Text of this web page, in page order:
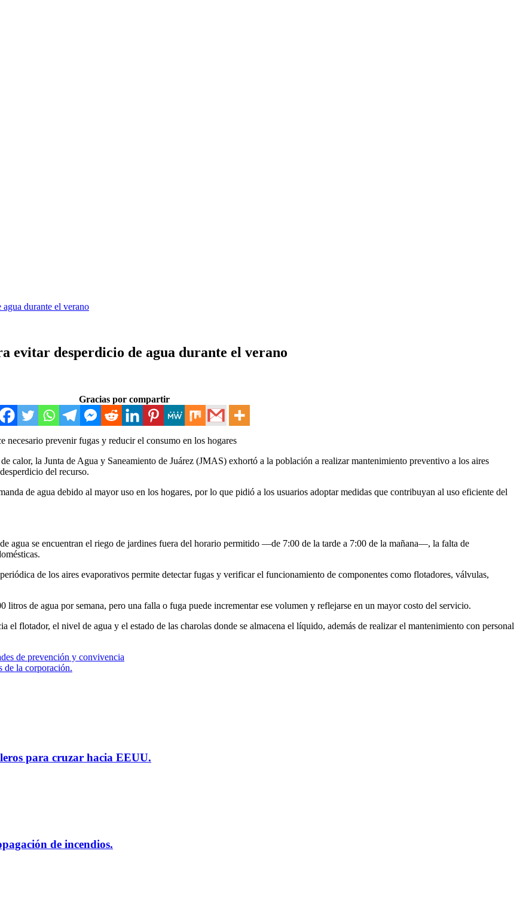
durante el verano
evitar desperdicio de agua durante el verano
Gracias por compartir
necesario prevenir fugas y reducir el consumo en los hogares
calor, la Junta de Agua y Saneamiento de Juárez (JMAS) exhortó a la población a realizar mantenimiento preventivo a los aires
del recurso.
de agua debido al mayor uso en los hogares, por lo que pidió a los usuarios adoptar medidas que contribuyan al uso eficiente del
agua se encuentran el riego de jardines fuera del horario permitido —de 7:00 de la tarde a 7:00 de la mañana—, la falta de
de los aires evaporativos permite detectar fugas y verificar el funcionamiento de componentes como flotadores, válvulas,
de agua por semana, pero una falla o fuga puede incrementar ese volumen y reflejarse en un mayor costo del servicio.
flotador, el nivel de agua y el estado de las charolas donde se almacena el líquido, además de realizar el mantenimiento con personal
de prevención y convivencia
de la corporación.
para cruzar hacia EEUU.
de incendios.